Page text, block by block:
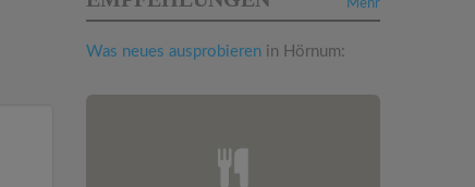
Mehr
Was neues ausprobieren in Hörnum: